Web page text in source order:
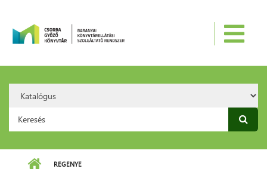
Option:
Keresés űrlap
REGENYE